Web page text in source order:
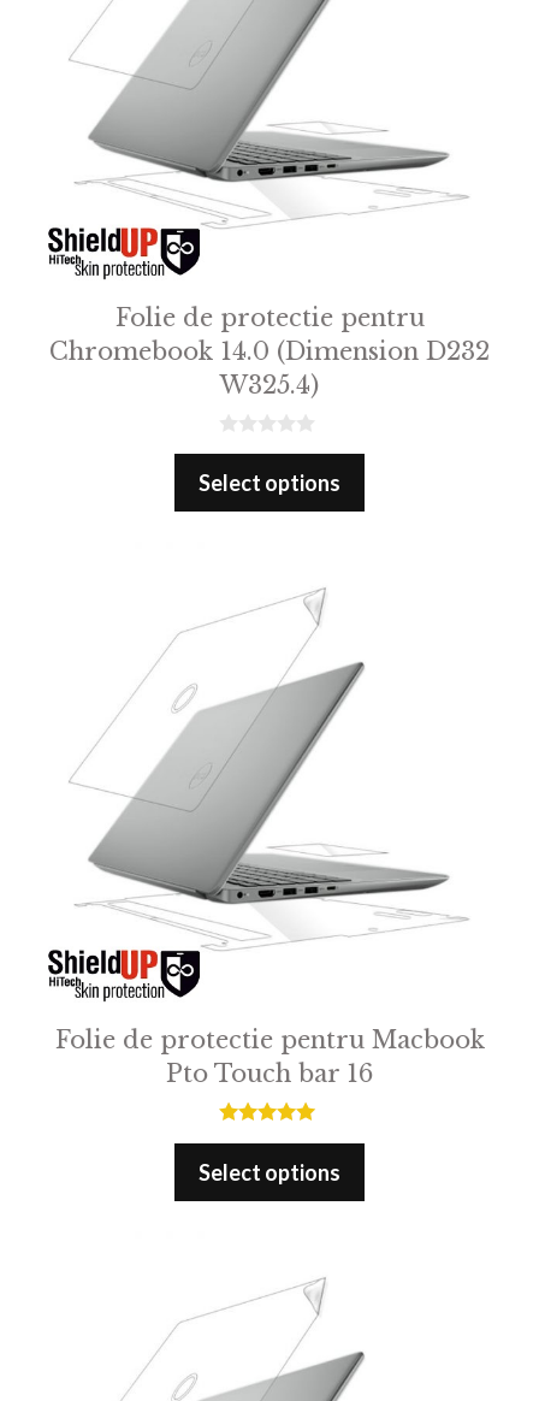
Folie de protectie pentru
Chromebook 14.0 (Dimension D232
W325.4)
0
u
Select options
Folie de protectie pentru Macbook
Pto Touch bar 16
5.00
Select options